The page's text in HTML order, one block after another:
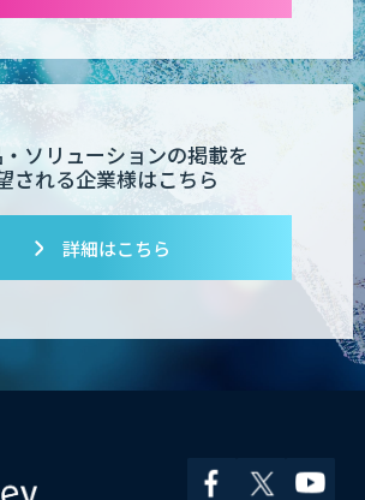
ソリューションの掲載を
される企業様はこちら
詳細はこちら